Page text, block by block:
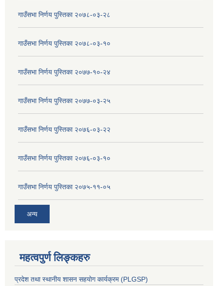
गाउँसभा निर्णय पुस्तिका २०७८-०३-२८
गाउँसभा निर्णय पुस्तिका २०७८-०३-१०
गाउँसभा निर्णय पुस्तिका २०७७-१०-२४
गाउँसभा निर्णय पुस्तिका २०७७-०३-२५
गाउँसभा निर्णय पुस्तिका २०७६-०३-२२
गाउँसभा निर्णय पुस्तिका २०७६-०३-१०
गाउँसभा निर्णय पुस्तिका २०७५-११-०५
अन्य
महत्वपुर्ण लिङ्कहरु
प्रदेश तथा स्थानीय शासन सहयाेग कार्यक्रम (PLGSP)